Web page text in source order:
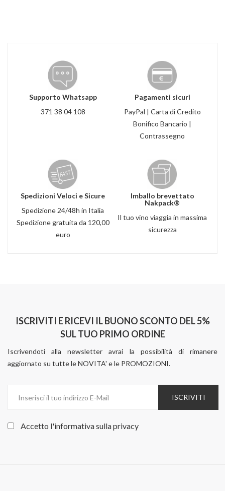
Supporto Whatsapp
371 38 04 108
Pagamenti sicuri
PayPal | Carta di Credito
Bonifico Bancario |
Contrassegno
Spedizioni Veloci e Sicure
Spedizione 24/48h in Italia
Spedizione gratuita da 120,00
euro
Imballo brevettato
Nakpack®
Il tuo vino viaggia in massima
sicurezza
ISCRIVITI E RICEVI IL BUONO SCONTO DEL 5%
SUL TUO PRIMO ORDINE
Iscrivendoti alla newsletter avrai la possibilità di rimanere
aggiornato su tutte le NOVITA' e le PROMOZIONI.
ISCRIVITI
Accetto l'informativa sullaprivacy